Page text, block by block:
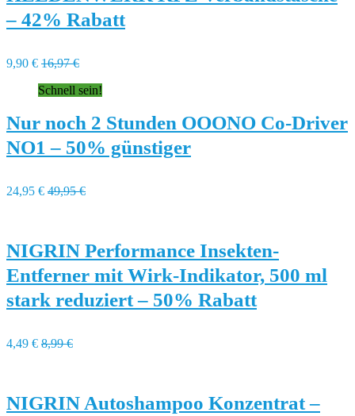
– 42% Rabatt
9,90 € 16,97 €
Schnell sein!
Nur noch 2 Stunden OOONO Co-Driver
NO1 – 50% günstiger
24,95 € 49,95 €
NIGRIN Performance Insekten-
Entferner mit Wirk-Indikator, 500 ml
stark reduziert – 50% Rabatt
4,49 € 8,99 €
NIGRIN Autoshampoo Konzentrat –